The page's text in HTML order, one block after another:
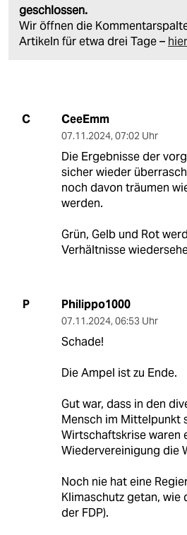
geschlossen.
Wir öffnen die
Artikeln für etwa drei Tage –
C CeeEmm
07.11.2024, 07:02 Uhr
Die Ergebnisse der
sicher wieder
noch davon träumen
werden.
Grün, Gelb und Rot
Verhältnisse
P Philippo1000
07.11.2024, 06:53 Uhr
Schade!
Die Ampel ist zu Ende.
Gut war, dass in den
Mensch im Mittelpunkt
Wirtschaftskrise waren
Wiedervereinigung die
Noch nie hat eine
Klimaschutz getan, wie
der FDP).